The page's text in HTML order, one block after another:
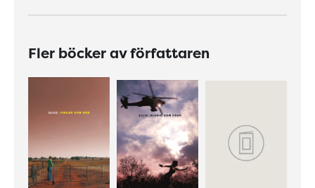
Fler böcker av författaren